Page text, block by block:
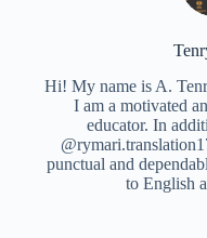
Hi! My name is A.
I am a motivated
educator. In
punctual and
to English